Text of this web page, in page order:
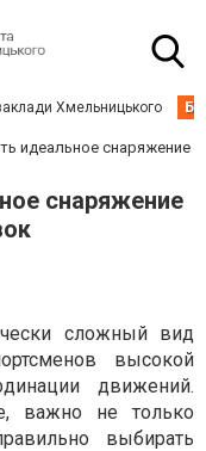
Хмельницького Б
идеальное снаряжение
снаряжение
сложный вид
высокой
движений.
важно не только
выбирать